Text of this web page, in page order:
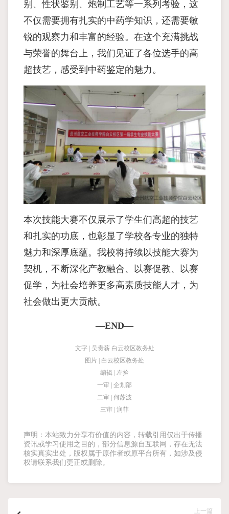
别、性状鉴别、炮制工艺等一系列考验，这
不仅需要拥有扎实的中药学知识，还需要敏
锐的观察力和丰富的经验。在这个充满挑战
与荣誉的舞台上，我们见证了各位选手的高
超技艺，感受到中药鉴定的魅力。
本次技能大赛不仅展示了学生们高超的技艺
和扎实的功底，也彰显了学校各专业的独特
魅力和深厚底蕴。我校将持续以技能大赛为
契机，不断深化产教融合、以赛促教、以赛
促学，为社会培养更多高素质技能人才，为
社会做出更大贡献。
—END—
文字 | 吴贵薪 白云校区教务处
图片 | 白云校区教务处
编辑 | 左捡
一审 | 企划部
二审 | 何苏波
三审 | 润菲
声明：本站致力分享有价值的内容，转载引用仅出于传播
资讯或学习使用之目的，部分信息源自互联网，存在无法
核实真实出处，版权属于原作者或原平台所有，如涉及侵
权请联系我们更正或删除。
上一篇